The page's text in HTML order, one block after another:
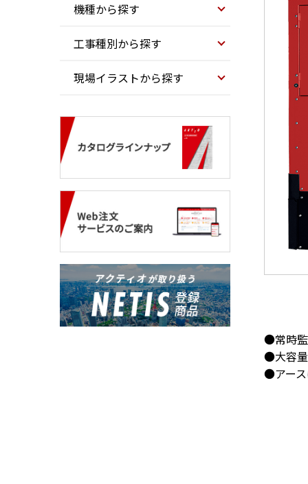
●常時監
●大容量
●アース
機種から探す
工事種別から探す
現場イラストから探す